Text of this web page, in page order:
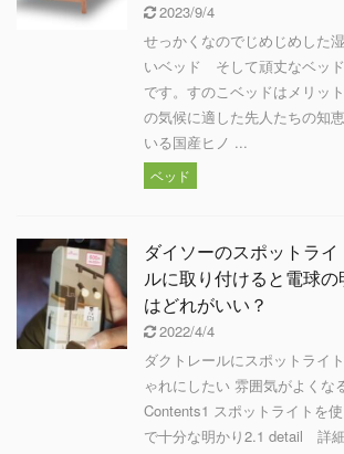
2023/9/4
せっかくなのでじめじめした
いベッド そして頑丈なベッ
です。すのこベッドはメリッ
の気候に適した先人たちの知
いる国産ヒノ ...
ベッド
ダイソーのスポットラ
ルに取り付けると電球
はどれがいい？
2022/4/4
ダクトレールにスポットライ
ゃれにしたい 雰囲気がよくな
Contents1 スポットライトを
で十分な明かり2.1 detail 詳